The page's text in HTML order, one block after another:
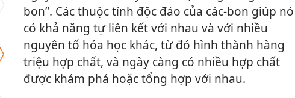
bon”. Các thuộc tính độc đáo của các-bon giúp nó
có khả năng tự liên kết với nhau và với nhiều
nguyên tố hóa học khác, từ đó hình thành hàng
triệu hợp chất, và ngày càng có nhiều hợp chất
được khám phá hoặc tổng hợp với nhau.